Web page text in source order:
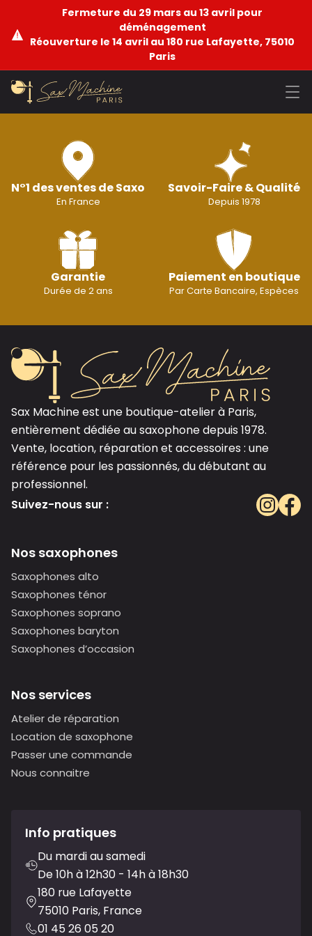
Fermeture du 29 mars au 13 avril pour
déménagement
Réouverture le 14 avril au 180 rue Lafayette, 75010
Paris
N°1 des ventes de Saxo
En France
Savoir-Faire & Qualité
Depuis 1978
Garantie
Durée de 2 ans
Paiement en boutique
Par Carte Bancaire, Espèces
Sax Machine est une boutique-atelier à Paris,
entièrement dédiée au saxophone depuis 1978.
Vente, location, réparation et accessoires : une
référence pour les passionnés, du débutant au
professionnel.
Suivez-nous sur :
Nos saxophones
Saxophones alto
Saxophones ténor
Saxophones soprano
Saxophones baryton
Saxophones d’occasion
Nos services
Atelier de réparation
Location de saxophone
Passer une commande
Nous connaitre
Info pratiques
Du mardi au samedi
De 10h à 12h30 - 14h à 18h30
180 rue Lafayette
75010 Paris, France
01 45 26 05 20